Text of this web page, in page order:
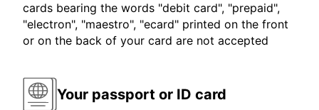
cards bearing the words "debit card", "prepaid",
"electron", "maestro", "ecard" printed on the front
or on the back of your card are not accepted
Your passport or ID card